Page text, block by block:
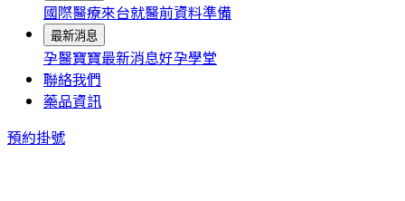
國際醫療來台就醫前資料準備
最新消息
孕醫寶寶最新消息好孕學堂
聯絡我們
藥品資訊
預約掛號